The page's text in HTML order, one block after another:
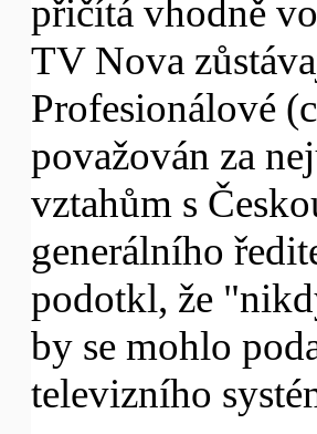
přičítá vhodně
TV Nova
Profesionálové
považován za
vztahům s
generálního
podotkl, že
by se mohlo
televizního